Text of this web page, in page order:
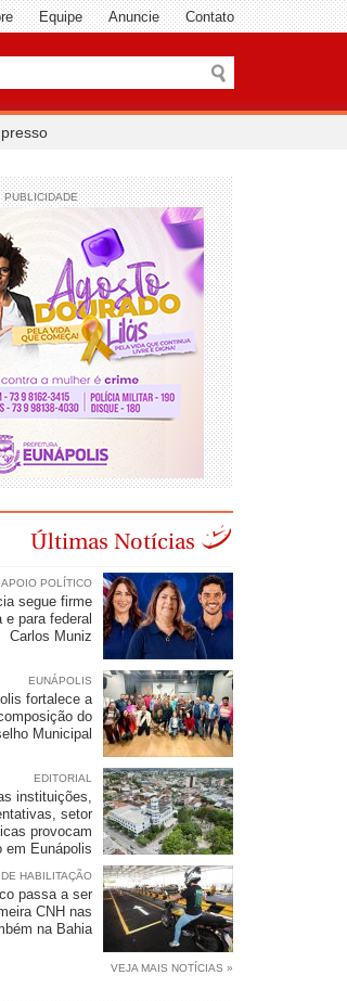
Equipe Anuncie Contato
PUBLICIDADE
Últimas Notícias
APOIO POLÍTICO
segue firme
e para federal
Carlos Muniz
EUNÁPOLIS
fortalece a
do
Municipal
EDITORIAL
instituições,
setor
provocam
em Eunápolis
HABILITAÇÃO
passa a ser
CNH nas
na Bahia
VEJA MAIS NOTÍCIAS »